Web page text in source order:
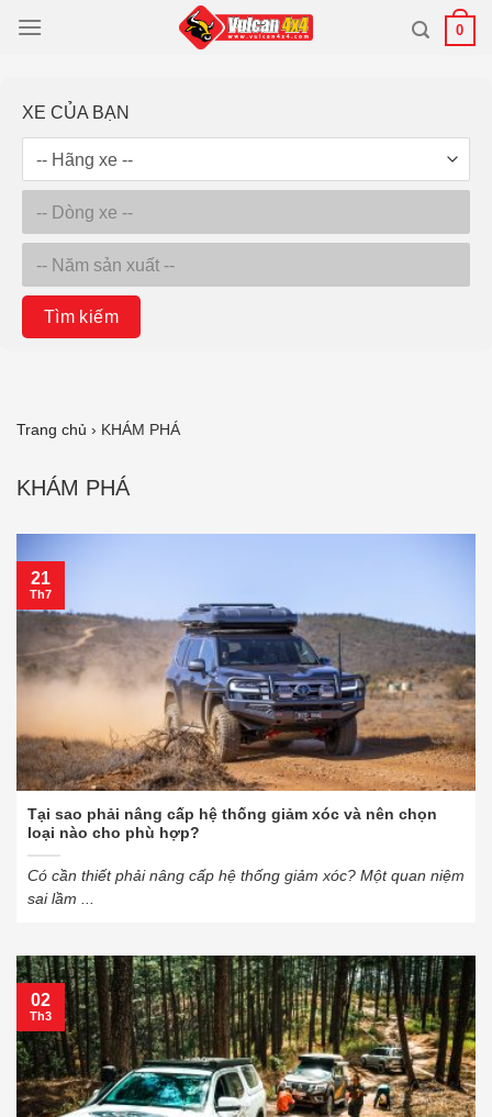
qua
0
XE CỦA BẠN
Tìm kiếm
Trang chủ › KHÁM PHÁ
KHÁM PHÁ
Tại sao phải nâng cấp hệ thống giảm xóc và nên chọn
loại nào cho phù hợp?
Có cần thiết phải nâng cấp hệ thống giảm xóc? Một quan niệm
sai lầm ...
21
Th7
02
Th3